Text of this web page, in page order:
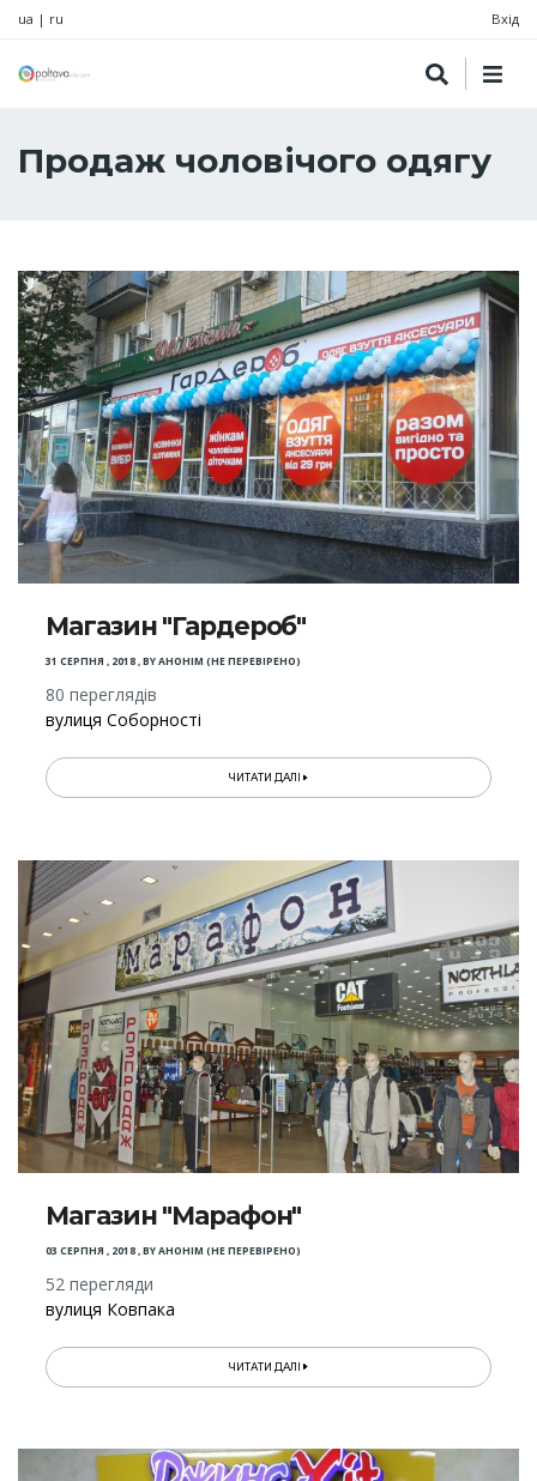
ua | ru Вхід
Продаж чоловічого одягу
Магазин "Гардероб"
31 СЕРПНЯ , 2018,BYАНОНІМ (НЕ ПЕРЕВІРЕНО)
80 переглядів
вулиця Соборності
ЧИТАТИ ДАЛІ
Магазин "Марафон"
03 СЕРПНЯ , 2018,BYАНОНІМ (НЕ ПЕРЕВІРЕНО)
52 перегляди
вулиця Ковпака
ЧИТАТИ ДАЛІ